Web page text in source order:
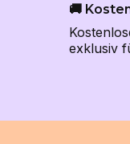
🚚
exklusiv